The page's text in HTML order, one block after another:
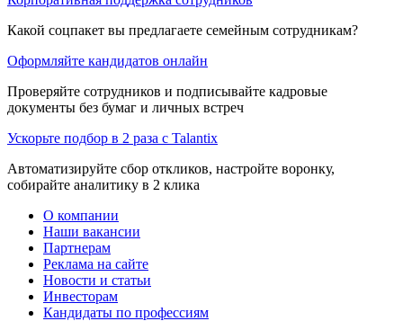
Какой соцпакет вы предлагаете семейным сотрудникам?
Оформляйте кандидатов онлайн
Проверяйте сотрудников и подписывайте кадровые
документы без бумаг и личных встреч
Ускорьте подбор в 2 раза с Talantix
Автоматизируйте сбор откликов, настройте воронку,
собирайте аналитику в 2 клика
О компании
Наши вакансии
Партнерам
Реклама на сайте
Новости и статьи
Инвесторам
Кандидаты по профессиям